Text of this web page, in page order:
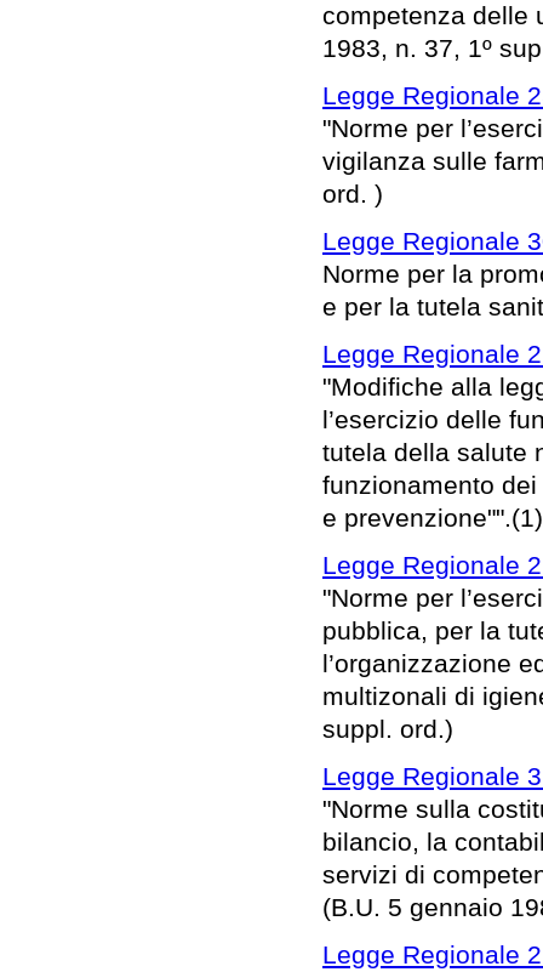
competenza delle
1983, n. 37, 1º
Legge Regionale
"Norme per
vigilanza sulle
ord. )
Legge Regionale
Norme per la
e per la tutela
Legge Regionale
"Modifiche alla
l’esercizio delle
tutela della salute
funzionamento
e
Legge Regionale
"Norme per
pubblica, per la
l’organizzazione
multizonali di
suppl. ord.)
Legge Regionale
"Norme sulla
bilancio, la
servizi di
(B.U. 5 gennaio
Legge Regionale